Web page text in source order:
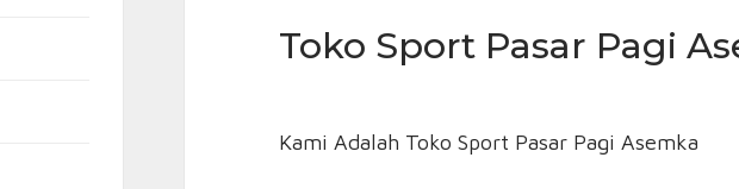
Toko Sport Pasar Pagi
Kami Adalah Toko Sport Pasar Pagi Asemka